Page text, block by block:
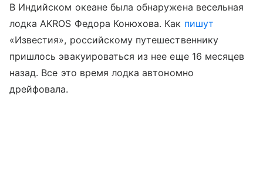
В Индийском океане была обнаружена весельная
лодка AKROS Федора Конюхова. Как пишут
«Известия», российскому путешественнику
пришлось эвакуироваться из нее еще 16 месяцев
назад. Все это время лодка автономно
дрейфовала.